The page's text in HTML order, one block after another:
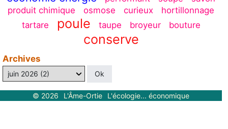
produit chimique
osmose curieux
hortillonnage
tartare
poule taupe broyeur bouture
conserve
Archives
© 2026 L'Âme-Ortie L'écologie... économique